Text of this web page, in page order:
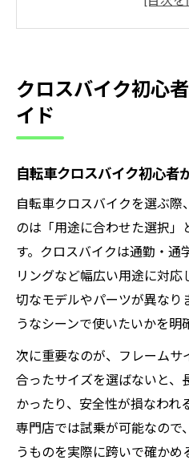
自転車クロスバイ
び方
自転車生活を快適に変
自転車クロスバイ
トする方法
自転車クロスバイ
アイデア
自転車クロスバイ
勝手とは
自転車クロスバイ
が変わる
自転車クロスバイ
性を高める
クロスバイク初心
イド
自転車クロスバイク初心者
自転車クロスバイクを選ぶ
のは「用途に合わせた選択」
す。クロスバイクは通勤・通
リングなど幅広い用途に対
切なモデルやパーツが異なり
うなシーンで使いたいかを明
次に重要なのが、フレームサ
合ったサイズを選ばないと、
かったり、安全性が損なわれ
専門店では試乗が可能なので
うものを実際に跨いで確か